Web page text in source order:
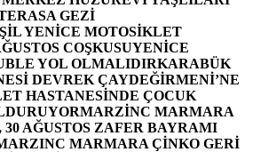
GEZİ
YENİCE MOTOSİKLET
COŞKUSUYENİCE
YOL OLMALIDIRKARABÜK
DEVREK ÇAYDEĞİRMENİ’NE
HASTANESİNDE ÇOCUK
MARZİNC MARMARA
AĞUSTOS ZAFER BAYRAMI
MARMARA ÇİNKO GERİ